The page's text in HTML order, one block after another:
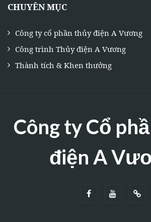
CHUYÊN MỤC
Công ty cổ phần thủy điện A Vương
Công trình Thủy điện A Vương
Thành tích & Khen thưởng
Công ty Cổ
điện A